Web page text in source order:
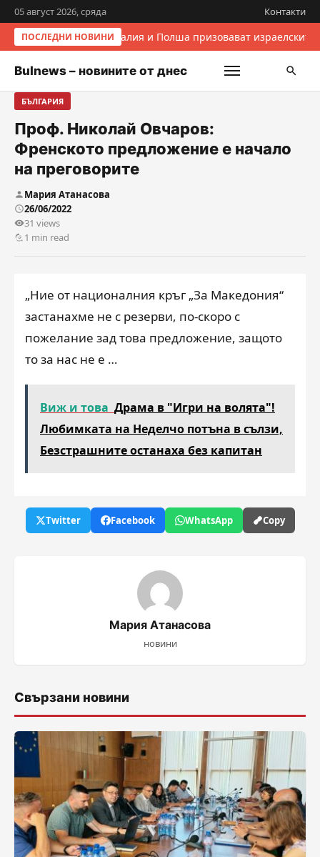
05 август 2026, сряда Контакти
ПОСЛЕДНИ НОВИНИИталия и Полша призовават
Bulnews – новините от днес
БЪЛГАРИЯ
Проф. Николай Овчаров:
Френското предложение е начало
на преговорите
Мария Атанасова
26/06/2022
31 views
1 min read
„Ние от националния кръг „За Македония“
застанахме не с резерви, по-скоро с
пожелание зад това предложение, защото
то за нас не е …
Виж и това Драма в "Игри на волята"!
Любимката на Неделчо потъна в сълзи,
Безстрашните останаха без капитан
Twitter Facebook WhatsApp Copy
Мария Атанасова
новини
Свързани новини